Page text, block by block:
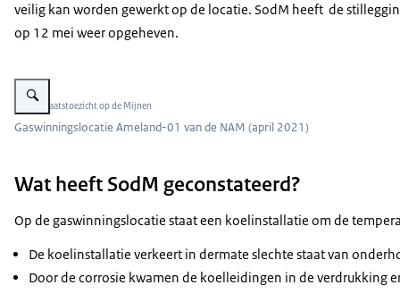
veilig kan worden gewerkt op de locatie. SodM heeft de
op 12 mei weer opgeheven.
Vergroot afbeelding Gaswinningslocatie Ameland-01 van de NAM
Beeld: Staatstoezicht op de Mijnen
Gaswinningslocatie Ameland-01 van de NAM (april 2021)
Wat heeft SodM geconstateerd?
Op de gaswinningslocatie staat een koelinstallatie om de
De koelinstallatie verkeert in dermate slechte staat van
Door de corrosie kwamen de koelleidingen in de verdrukking